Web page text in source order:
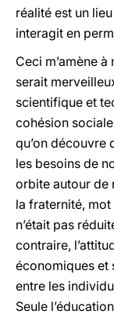
réalité est un
interagit en
Ceci m’amène
serait
scientifique et
cohésion
qu’on découvre
les besoins de
orbite autour de
la fraternité,
n’était pas
contraire,
économiques et
entre les
Seule